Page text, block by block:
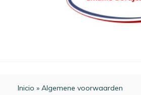
Inicio » Algemene voorwaarden